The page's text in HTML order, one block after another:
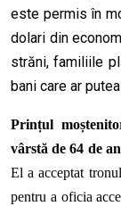
este permis în
dolari din
străni, familiile
bani care ar
Prințul
vârstă de 64 de
El a acceptat tronul
pentru a oficia